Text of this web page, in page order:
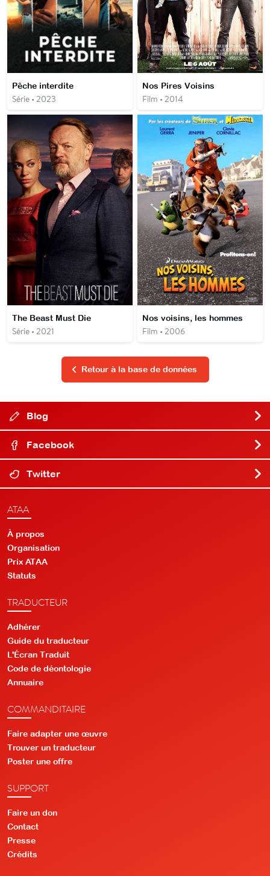
Pêche interdite
Série • 2023
Nos Pires Voisins
Film • 2014
The Beast Must Die
Série • 2021
Nos voisins, les hommes
Film • 2006
Retour à la base de données
Blog
Facebook
Twitter
ATAA
À propos
Organisation
Prix ATAA
Statuts
TRADUCTEUR
Adhérer
Guide du traducteur
L'Écran Traduit
Code de déontologie
Annuaire
COMMANDITAIRE
Faire adapter une œuvre
Trouver un traducteur
Poster une offre
SUPPORT
Faire un don
Contact
Presse
Crédits